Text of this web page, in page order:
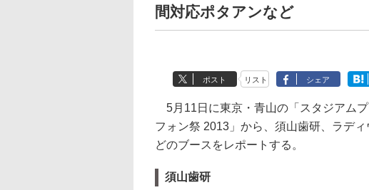
間対応ポタアンなど
ポスト リスト シェア
5月11日に東京・青山の「スタジアム
フォン祭 2013」から、須山歯研、ラデ
どのブースをレポートする。
須山歯研